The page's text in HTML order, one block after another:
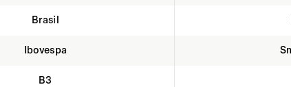
Brasil
Ibovespa
B3